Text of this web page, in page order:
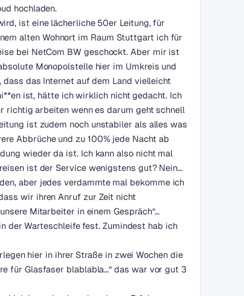
hochladen.
ist eine lächerliche 50er Leitung, für
alten Wohnort im Raum Stuttgart ich für
bei NetCom BW geschockt. Aber mir ist
Monopolstelle hier im Umkreis und
das Internet auf dem Land vielleicht
ist, hätte ich wirklich nicht gedacht. Ich
richtig arbeiten wenn es darum geht schnell
ist zudem noch unstabiler als alles was
Abbrüche und zu 100% jede Nacht ab
wieder da ist. Ich kann also nicht mal
ist der Service wenigstens gut? Nein…
aber jedes verdammte mal bekomme ich
wir ihren Anruf zur Zeit nicht
Mitarbeiter in einem Gespräch“…
der Warteschleife fest. Zumindest hab ich
hier in ihrer Straße in zwei Wochen die
für Glasfaser blablabla…“ das war vor gut 3